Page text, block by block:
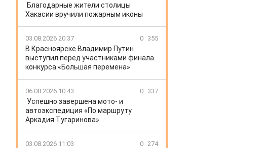
Благодарные жители столицы
Хакасии вручили пожарным иконы
03.08.2026 20:37 0 355
В Красноярске Владимир Путин
выступил перед участниками финала
конкурса «Большая перемена»
06.08.2026 10:43 0 337
Успешно завершена мото- и
автоэкспедиция «По маршруту
Аркадия Тугаринова»
03.08.2026 11:03 0 274